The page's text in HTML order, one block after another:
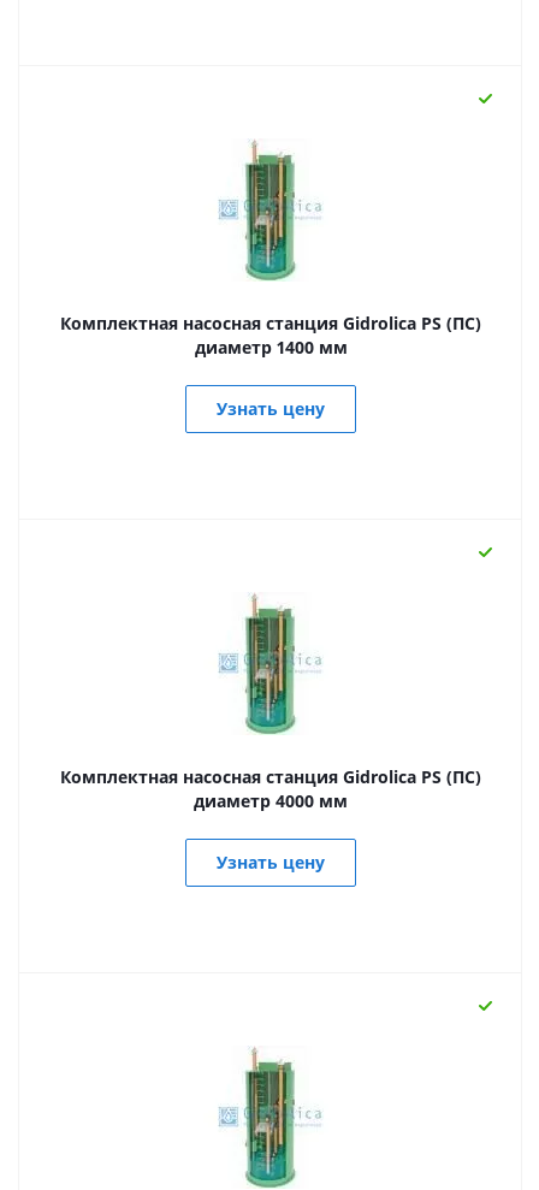
Комплектная насосная станция Gidrolica PS (ПС)
диаметр 1400 мм
Узнать цену
Комплектная насосная станция Gidrolica PS (ПС)
диаметр 4000 мм
Узнать цену